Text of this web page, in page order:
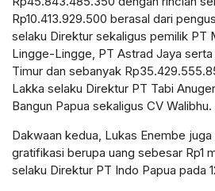
Rp10.413.929.500 berasal dari
selaku Direktur sekaligus pemilik PT
Lingge-Lingge, PT Astrad Jaya
Timur dan sebanyak
Lakka selaku Direktur PT Tabi
Bangun Papua sekaligus CV Walibhu.
Dakwaan kedua, Lukas Enembe
gratifikasi berupa uang sebesar Rp1
selaku Direktur PT Indo Papua pada